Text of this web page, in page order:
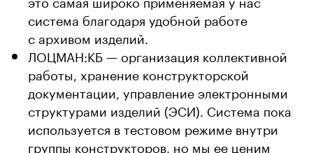
система благодаря удобной работе
с архивом изделий.
ЛОЦМАН:КБ — организация коллективной
работы, хранение конструкторской
документации, управление электронными
структурами изделий (ЭСИ). Система пока
используется в тестовом режиме внутри
группы конструкторов, но мы ее ценим